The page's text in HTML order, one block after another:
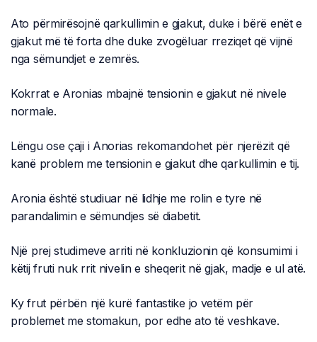
Ato përmirësojnë qarkullimin e gjakut, duke i bërë enët e
gjakut më të forta dhe duke zvogëluar rreziqet që vijnë
nga sëmundjet e zemrës.
Kokrrat e Aronias mbajnë tensionin e gjakut në nivele
normale.
Lëngu ose çaji i Anorias rekomandohet për njerëzit që
kanë problem me tensionin e gjakut dhe qarkullimin e tij.
Aronia është studiuar në lidhje me rolin e tyre në
parandalimin e sëmundjes së diabetit.
Një prej studimeve arriti në konkluzionin që konsumimi i
këtij fruti nuk rrit nivelin e sheqerit në gjak, madje e ul atë.
Ky frut përbën një kurë fantastike jo vetëm për
problemet me stomakun, por edhe ato të veshkave.